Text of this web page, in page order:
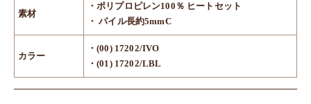
素材
・ポリプロピレン100％ ヒートセット
・ パイル長約5mmC
カラー
・(00) 17202/IVO
・(01) 17202/LBL